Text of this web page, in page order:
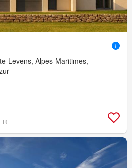
Levens, Alpes-Maritimes,